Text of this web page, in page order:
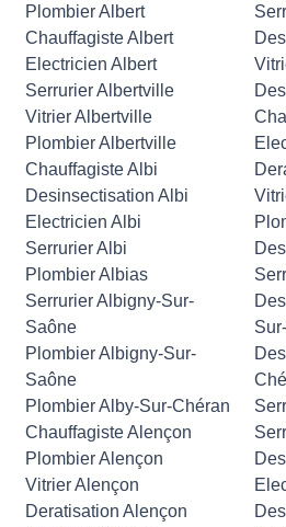
Plombier Albert
Chauffagiste Albert
Electricien Albert
Serrurier Albertville
Vitrier Albertville
Plombier Albertville
Chauffagiste Albi
Desinsectisation Albi
Electricien Albi
Serrurier Albi
Plombier Albias
Serrurier Albigny-Sur-
Saône
Plombier Albigny-Sur-
Saône
Plombier Alby-Sur-Chéran
Chauffagiste Alençon
Plombier Alençon
Vitrier Alençon
Deratisation Alençon